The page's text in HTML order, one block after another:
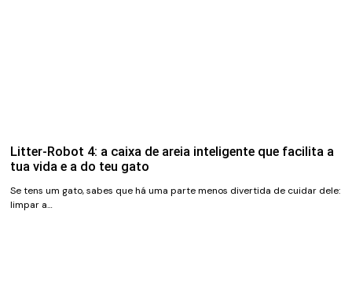
Litter-Robot 4: a caixa de areia inteligente que facilita a
tua vida e a do teu gato
Se tens um gato, sabes que há uma parte menos divertida de cuidar dele:
limpar a…